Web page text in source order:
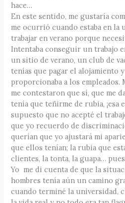
hace…
En este sentido, me gustaría
me ocurrió cuando estaba en la
trabajar en verano porque
Intentaba conseguir un trabajo
un sitio de verano, un club de
tenías que pagar el alojamiento
proporcionaba a los
me contestaron que sí, que me
tenía que teñirme de rubia, ¡esa
supuesto que no acepté el
que yo recuerdo de
querían que yo ajustará mi
que ellos tenían; la rubia que
clientes, la tonta, la guapa…
Yo me di cuenta de que la
hombres tenía aún un camino
cuando terminé la universidad,